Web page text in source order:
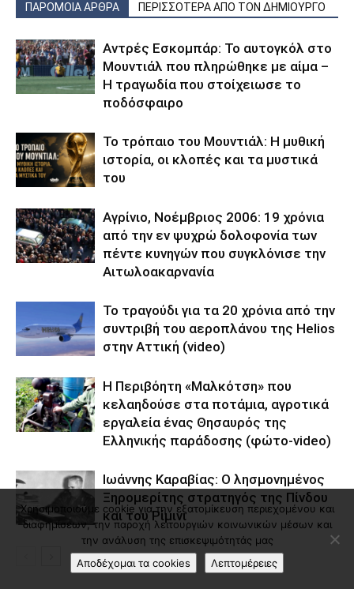
ΠΑΡΟΜΟΙΑ ΑΡΘΡΑ ΠΕΡΙΣΣΟΤΕΡΑ ΑΠΟ ΤΟΝ ΔΗΜΙΟΥΡΓΟ
Αντρές Εσκομπάρ: Το αυτογκόλ στο
Μουντιάλ που πληρώθηκε με αίμα –
Η τραγωδία που στοίχειωσε το
ποδόσφαιρο
Το τρόπαιο του Μουντιάλ: Η μυθική
ιστορία, οι κλοπές και τα μυστικά
του
Αγρίνιο, Νοέμβριος 2006: 19 χρόνια
από την εν ψυχρώ δολοφονία των
πέντε κυνηγών που συγκλόνισε την
Αιτωλοακαρνανία
Το τραγούδι για τα 20 χρόνια από την
συντριβή του αεροπλάνου της Helios
στην Αττική (video)
Η Περιβόητη «Μαλκότση» που
κελαηδούσε στα ποτάμια, αγροτικά
εργαλεία ένας Θησαυρός της
Ελληνικής παράδοσης (φώτο-video)
Ιωάννης Καραβίας: Ο λησμονημένος
Ξηρομερίτης στρατηγός της Πίνδου
και του Ρίμινι
Χρησιμοποιούμε cookie για την εξατομίκευση περιεχομένου και
διαφημίσεων, την παροχή λειτουργιών κοινωνικών μέσων και
την ανάλυση της επισκεψιμότητάς μας
Αποδέχομαι τα cookies
Λεπτομέρειες